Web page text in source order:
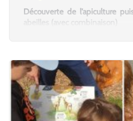
Découverte de l'apiculture
abeilles (avec combinaison)